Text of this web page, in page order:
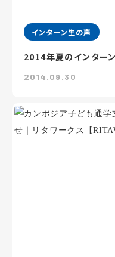
インターン生の声
2014年夏のインター
2014.09.30